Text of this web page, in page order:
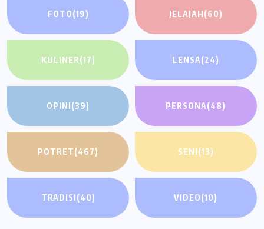
FOTO(19) JELAJAH(60)
KULINER(17) LENSA(24)
OPINI(39) PERSONA(48)
POTRET(467) SENI(13)
TRADISI(40) VIDEO(10)